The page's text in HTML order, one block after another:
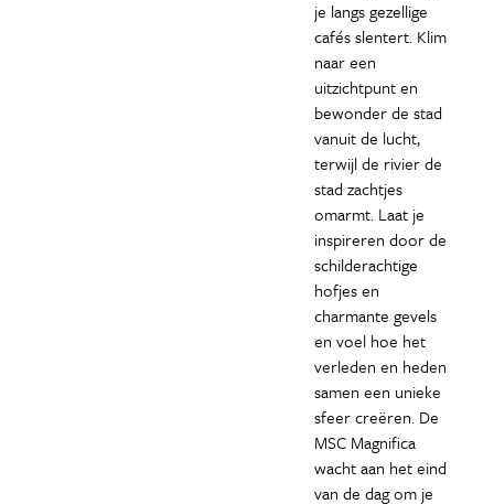
je langs gezellige
cafés slentert. Klim
naar een
uitzichtpunt en
bewonder de stad
vanuit de lucht,
terwijl de rivier de
stad zachtjes
omarmt. Laat je
inspireren door de
schilderachtige
hofjes en
charmante gevels
en voel hoe het
verleden en heden
samen een unieke
sfeer creëren. De
MSC Magnifica
wacht aan het eind
van de dag om je